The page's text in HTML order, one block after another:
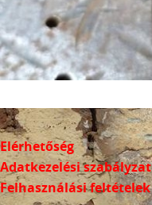
Elérhetőség
Adatkezelési szabályzat
Felhasználási feltételek